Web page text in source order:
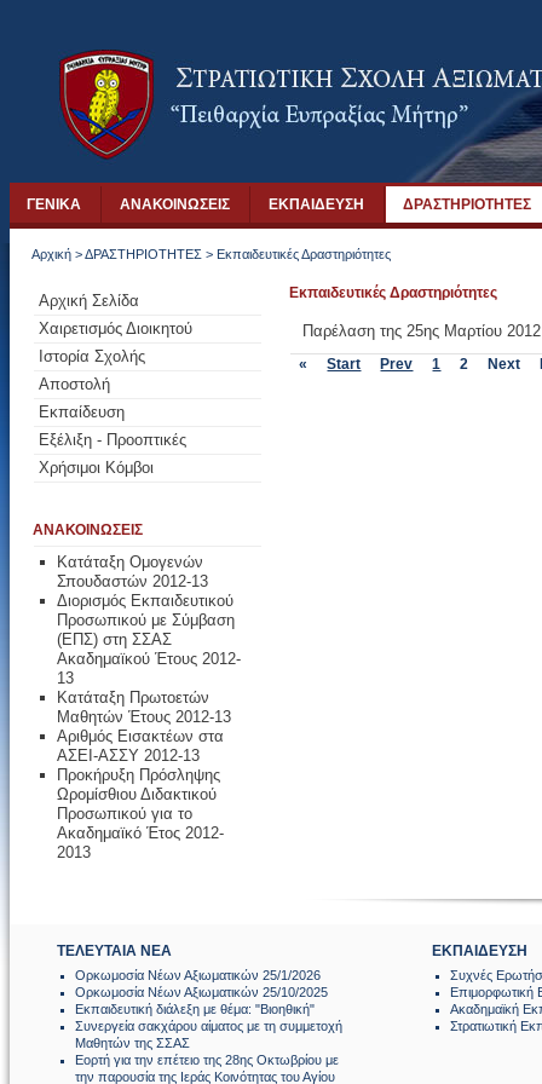
ΓΕΝΙΚΑ ΑΝΑΚΟΙΝΩΣΕΙΣ ΕΚΠΑΙΔΕΥΣΗ ΔΡΑΣΤΗΡΙΟΤΗΤΕΣ
Αρχική >ΔΡΑΣΤΗΡΙΟΤΗΤΕΣ > Εκπαιδευτικές Δραστηριότητες
Αρχική Σελίδα
Χαιρετισμός Διοικητού
Ιστορία Σχολής
Αποστολή
Εκπαίδευση
Εξέλιξη - Προοπτικές
Χρήσιμοι Κόμβοι
ΑΝΑΚΟΙΝΩΣΕΙΣ
Κατάταξη Ομογενών
Σπουδαστών 2012-13
Διορισμός Εκπαιδευτικού
Προσωπικού με Σύμβαση
(ΕΠΣ) στη ΣΣΑΣ
Ακαδημαϊκού Έτους 2012-
13
Κατάταξη Πρωτοετών
Μαθητών Έτους 2012-13
Αριθμός Εισακτέων στα
ΑΣΕΙ-ΑΣΣΥ 2012-13
Προκήρυξη Πρόσληψης
Ωρομίσθιου Διδακτικού
Προσωπικού για το
Ακαδημαϊκό Έτος 2012-
2013
Εκπαιδευτικές Δραστηριότητες
Παρέλαση της 25ης Μαρτίου
« Start Prev 1 2 Next
ΤΕΛΕΥΤΑΙΑ ΝΕΑ
Ορκωμοσία Νέων Αξιωματικών 25/1/2026
Ορκωμοσία Νέων Αξιωματικών 25/10/2025
Εκπαιδευτική διάλεξη με θέμα: "Βιοηθική"
Συνεργεία σακχάρου αίματος με τη συμμετοχή
Μαθητών της ΣΣΑΣ
Εορτή για την επέτειο της 28ης Οκτωβρίου με
την παρουσία της Ιεράς Κοινότητας του Αγίου
ΕΚΠΑΙΔΕΥΣΗ
Συχνές
Επιμορφωτική
Ακαδημαϊκή
Στρατιωτική